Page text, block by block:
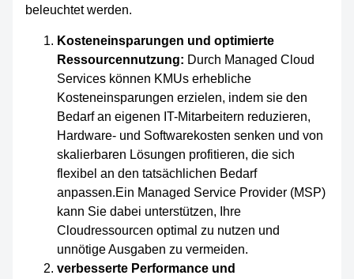
beleuchtet werden.
Kosteneinsparungen und optimierte
Ressourcennutzung: Durch Managed Cloud
Services können KMUs erhebliche
Kosteneinsparungen erzielen, indem sie den
Bedarf an eigenen IT-Mitarbeitern reduzieren,
Hardware- und Softwarekosten senken und von
skalierbaren Lösungen profitieren, die sich
flexibel an den tatsächlichen Bedarf
anpassen.Ein Managed Service Provider (MSP)
kann Sie dabei unterstützen, Ihre
Cloudressourcen optimal zu nutzen und
unnötige Ausgaben zu vermeiden.
verbesserte Performance und